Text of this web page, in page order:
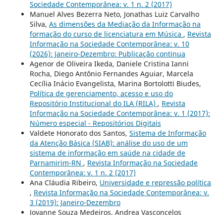
Sociedade Contemporânea: v. 1 n. 2 (2017)
Manuel Alves Bezerra Neto, Jonathas Luiz Carvalho
Silva, As dimensões da Mediação da Informação na
formação do curso de licenciatura em Música , Revista
Informação na Sociedade Contemporânea: v. 10
(2026): Janeiro-Dezembro: Publicação continua
Agenor de Oliveira Ikeda, Daniele Cristina Ianni
Rocha, Diego Antônio Fernandes Aguiar, Marcela
Cecília Inácio Evangelista, Marina Bortolotti Biudes,
Política de gerenciamento, acesso e uso do
Repositório Institucional do ILA (RILA) , Revista
Informação na Sociedade Contemporânea: v. 1 (2017):
Número especial - Repositórios Digitais
Valdete Honorato dos Santos, Sistema de Informação
da Atenção Básica (SIAB): análise do uso de um
sistema de informação em saúde na cidade de
Parnamirim-RN , Revista Informação na Sociedade
Contemporânea: v. 1 n. 2 (2017)
Ana Cláudia Ribeiro, Universidade e repressão política
, Revista Informação na Sociedade Contemporânea: v.
3 (2019): Janeiro-Dezembro
Joyanne Souza Medeiros, Andrea Vasconcelos